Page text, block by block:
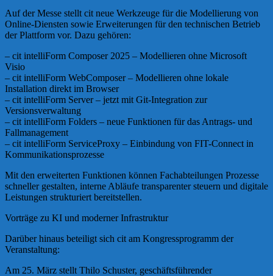
Auf der Messe stellt cit neue Werkzeuge für die Modellierung von
Online-Diensten sowie Erweiterungen für den technischen Betrieb
der Plattform vor. Dazu gehören:
– cit intelliForm Composer 2025 – Modellieren ohne Microsoft
Visio
– cit intelliForm WebComposer – Modellieren ohne lokale
Installation direkt im Browser
– cit intelliForm Server – jetzt mit Git-Integration zur
Versionsverwaltung
– cit intelliForm Folders – neue Funktionen für das Antrags- und
Fallmanagement
– cit intelliForm ServiceProxy – Einbindung von FIT-Connect in
Kommunikationsprozesse
Mit den erweiterten Funktionen können Fachabteilungen Prozesse
schneller gestalten, interne Abläufe transparenter steuern und digitale
Leistungen strukturiert bereitstellen.
Vorträge zu KI und moderner Infrastruktur
Darüber hinaus beteiligt sich cit am Kongressprogramm der
Veranstaltung:
Am 25. März stellt Thilo Schuster, geschäftsführender